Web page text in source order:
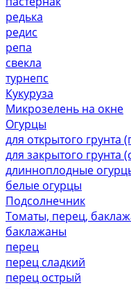
редька
редис
репа
свекла
турнепс
Кукуруза
Микрозелень на окне
Огурцы
для открытого
для закрытого
длинноплодные
белые огурцы
Подсолнечник
Томаты, перец,
баклажаны
перец
перец сладкий
перец острый